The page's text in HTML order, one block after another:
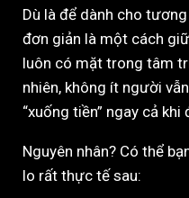
Dù là để dành cho
đơn giản là một cách
luôn có mặt trong tâm
nhiên, không ít người
“xuống tiền” ngay cả
Nguyên nhân? Có thể
lo rất thực tế sau: